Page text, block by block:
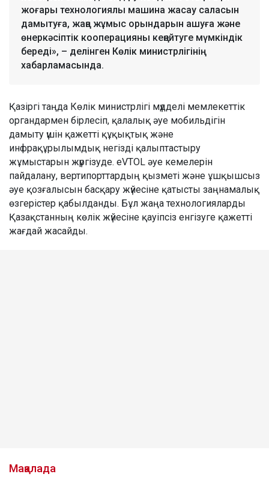
жоғары технологиялы машина жасау саласын
дамытуға, жаңа жұмыс орындарын ашуға және
өнеркәсіптік кооперацияны кеңейтуге мүмкіндік
береді», – делінген Көлік министрлігінің
хабарламасында.
Қазіргі таңда Көлік министрлігі мүдделі мемлекеттік
органдармен бірлесіп, қалалық әуе мобильдігін
дамыту үшін қажетті құқықтық және
инфрақұрылымдық негізді қалыптастыру
жұмыстарын жүргізуде. eVTOL әуе кемелерін
пайдалану, вертипорттардың қызметі және ұшқышсыз
әуе қозғалысын басқару жүйесіне қатысты заңнамалық
өзгерістер қабылданды. Бұл жаңа технологияларды
Қазақстанның көлік жүйесіне қауіпсіз енгізуге қажетті
жағдай жасайды.
Мақалада